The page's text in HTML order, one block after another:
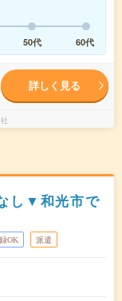
50代 60代
詳しく見る
し▼和光市で
OK 派遣